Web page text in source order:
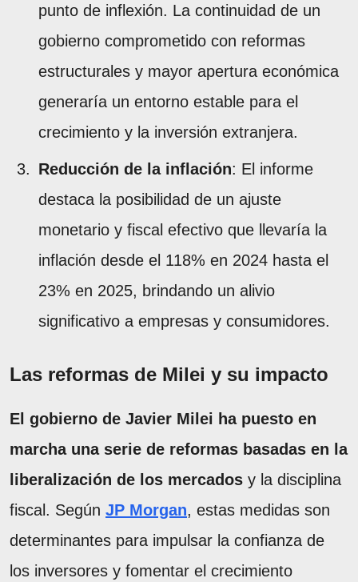
punto de inflexión. La continuidad de un
gobierno comprometido con reformas
estructurales y mayor apertura económica
generaría un entorno estable para el
crecimiento y la inversión extranjera.
Reducción de la inflación: El informe
destaca la posibilidad de un ajuste
monetario y fiscal efectivo que llevaría la
inflación desde el 118% en 2024 hasta el
23% en 2025, brindando un alivio
significativo a empresas y consumidores.
Las reformas de Milei y su impacto
El gobierno de Javier Milei ha puesto en
marcha una serie de reformas basadas en la
liberalización de los mercados y la disciplina
fiscal. Según JP Morgan, estas medidas son
determinantes para impulsar la confianza de
los inversores y fomentar el crecimiento